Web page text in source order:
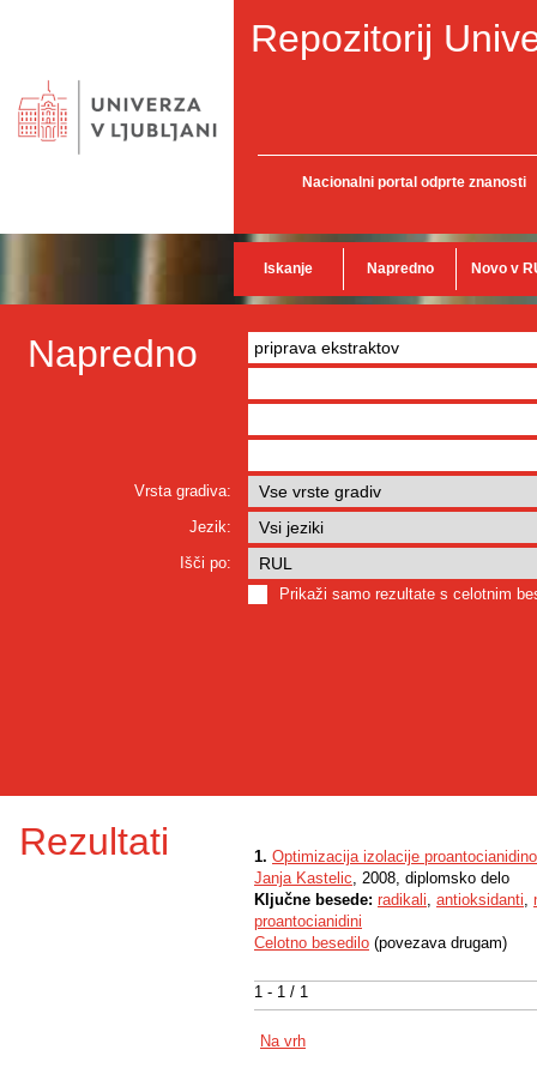
Repozitorij
Nacionalni portal odprte znanosti
Iskanje Napredno Novo v
Napredno
Vrsta gradiva:
Jezik:
Išči po:
Prikaži samo rezultate s celotnim
Rezultati
1 - 1 / 1
1. Optimizacija izolacije
Janja Kastelic, 2008, diplomsko delo
Ključne besede: radikali, antioksidanti,
proantocianidini
Celotno besedilo (povezava drugam)
Na vrh